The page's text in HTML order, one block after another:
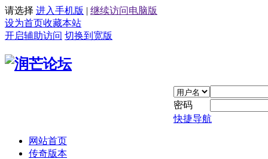
请选择 进入手机版 | 继续访问电脑版
设为首页收藏本站
开启辅助访问 切换到宽版
密码
快捷导航
网站首页
传奇版本